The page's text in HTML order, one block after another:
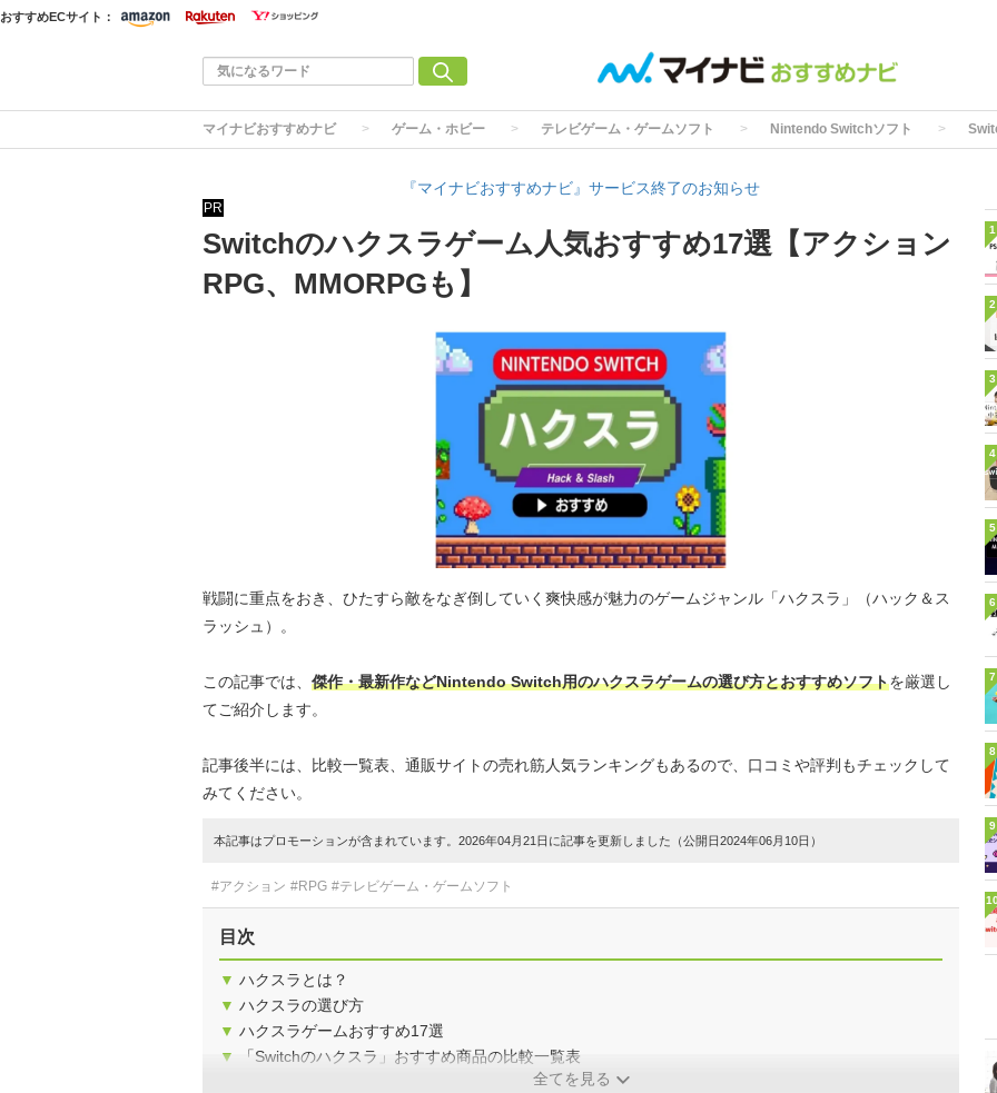
おすすめECサイト：
マイナビおすすめナビ ゲーム・ホビー テレビゲーム・ゲームソフト Nintendo Switchソフト
『マイナビおすすめナビ』サービス終了のお知らせ
PR
Switchのハクスラゲーム人気おすすめ17選【アクション
RPG、MMORPGも】
戦闘に重点をおき、ひたすら敵をなぎ倒していく爽快感が魅力のゲームジャンル「ハクスラ」（ハック＆ス
ラッシュ）。
この記事では、 傑作・最新作などNintendo Switch用のハクスラゲームの選び方とおすすめソフトを厳選し
てご紹介します。
記事後半には、比較一覧表、通販サイトの売れ筋人気ランキングもあるので、口コミや評判もチェックして
みてください。
本記事はプロモーションが含まれています。2026年04月21日に記事を更新しました（公開日2024年06月10日）
#アクション #RPG #テレビゲーム・ゲームソフト
目次
▼ ハクスラとは？
▼ ハクスラの選び方
▼ ハクスラゲームおすすめ17選
▼
「Switchのハクスラ」おすすめ商品の比較一覧表
全てを見る
1
2
3
4
5
6
7
8
9